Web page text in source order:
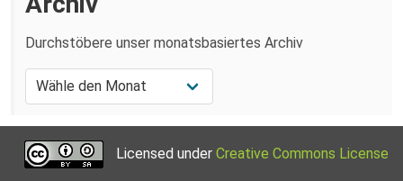
Durchstöbere unser monatsbasiertes Archiv
Licensed under Creative Commons License